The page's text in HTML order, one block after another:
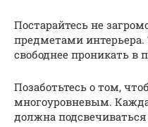
Постарайтесь не
предметами интерьера.
свободнее проникать в
Позаботьтесь о том,
многоуровневым.
должна